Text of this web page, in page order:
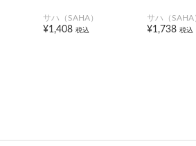
サハ（SAHA）
¥1,408 税込
サハ（SAHA
¥1,738 税込